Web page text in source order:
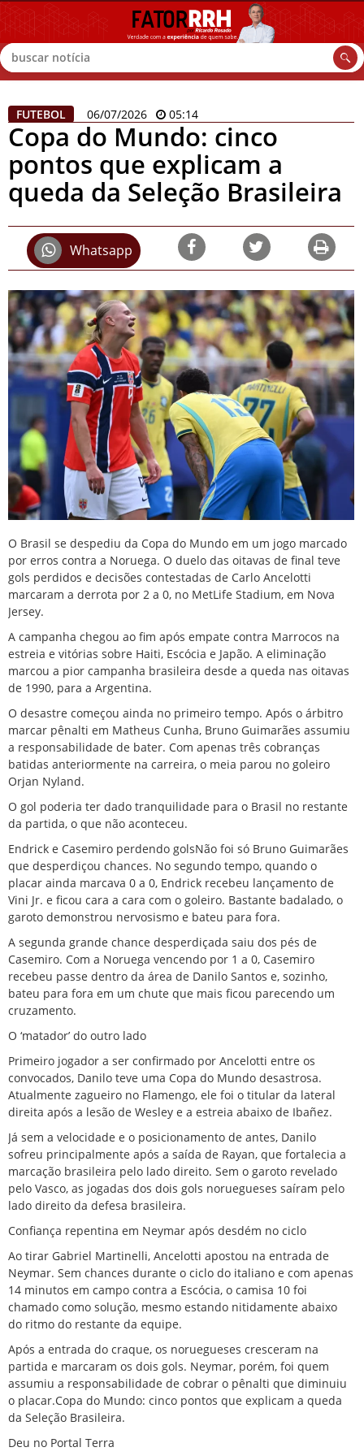
Buscar
FUTEBOL 06/07/2026 05:14
Copa do Mundo: cinco
pontos que explicam a
queda da Seleção Brasileira
Whatsapp
O Brasil se despediu da Copa do Mundo em um jogo marcado
por erros contra a Noruega. O duelo das oitavas de final teve
gols perdidos e decisões contestadas de Carlo Ancelotti
marcaram a derrota por 2 a 0, no MetLife Stadium, em Nova
Jersey.
A campanha chegou ao fim após empate contra Marrocos na
estreia e vitórias sobre Haiti, Escócia e Japão. A eliminação
marcou a pior campanha brasileira desde a queda nas oitavas
de 1990, para a Argentina.
O desastre começou ainda no primeiro tempo. Após o árbitro
marcar pênalti em Matheus Cunha, Bruno Guimarães assumiu
a responsabilidade de bater. Com apenas três cobranças
batidas anteriormente na carreira, o meia parou no goleiro
Orjan Nyland.
O gol poderia ter dado tranquilidade para o Brasil no restante
da partida, o que não aconteceu.
Endrick e Casemiro perdendo golsNão foi só Bruno Guimarães
que desperdiçou chances. No segundo tempo, quando o
placar ainda marcava 0 a 0, Endrick recebeu lançamento de
Vini Jr. e ficou cara a cara com o goleiro. Bastante badalado, o
garoto demonstrou nervosismo e bateu para fora.
A segunda grande chance desperdiçada saiu dos pés de
Casemiro. Com a Noruega vencendo por 1 a 0, Casemiro
recebeu passe dentro da área de Danilo Santos e, sozinho,
bateu para fora em um chute que mais ficou parecendo um
cruzamento.
O ‘matador’ do outro lado
Primeiro jogador a ser confirmado por Ancelotti entre os
convocados, Danilo teve uma Copa do Mundo desastrosa.
Atualmente zagueiro no Flamengo, ele foi o titular da lateral
direita após a lesão de Wesley e a estreia abaixo de Ibañez.
Já sem a velocidade e o posicionamento de antes, Danilo
sofreu principalmente após a saída de Rayan, que fortalecia a
marcação brasileira pelo lado direito. Sem o garoto revelado
pelo Vasco, as jogadas dos dois gols noruegueses saíram pelo
lado direito da defesa brasileira.
Confiança repentina em Neymar após desdém no ciclo
Ao tirar Gabriel Martinelli, Ancelotti apostou na entrada de
Neymar. Sem chances durante o ciclo do italiano e com apenas
14 minutos em campo contra a Escócia, o camisa 10 foi
chamado como solução, mesmo estando nitidamente abaixo
do ritmo do restante da equipe.
Após a entrada do craque, os noruegueses cresceram na
partida e marcaram os dois gols. Neymar, porém, foi quem
assumiu a responsabilidade de cobrar o pênalti que diminuiu
o placar.Copa do Mundo: cinco pontos que explicam a queda
da Seleção Brasileira.
Deu no Portal Terra